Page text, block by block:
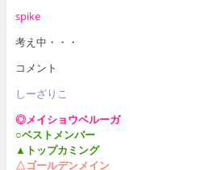
spike
考え中・・・
コメント
しーざりこ
◎メイショウベルーガ
○ベストメンバー
▲トップカミング
△ゴールデンメイン